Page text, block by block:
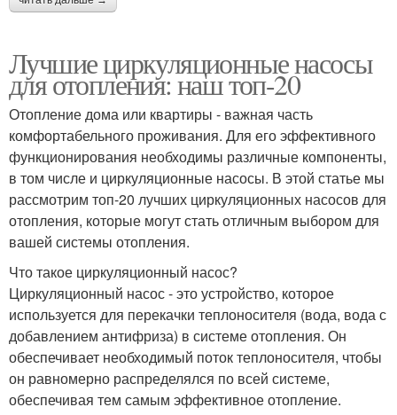
Лучшие циркуляционные насосы
для отопления: наш топ-20
Отопление дома или квартиры - важная часть
комфортабельного проживания. Для его эффективного
функционирования необходимы различные компоненты,
в том числе и циркуляционные насосы. В этой статье мы
рассмотрим топ-20 лучших циркуляционных насосов для
отопления, которые могут стать отличным выбором для
вашей системы отопления.
Что такое циркуляционный насос?
Циркуляционный насос - это устройство, которое
используется для перекачки теплоносителя (вода, вода с
добавлением антифриза) в системе отопления. Он
обеспечивает необходимый поток теплоносителя, чтобы
он равномерно распределялся по всей системе,
обеспечивая тем самым эффективное отопление.